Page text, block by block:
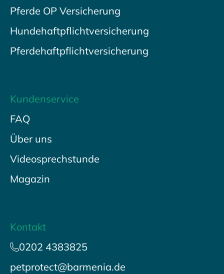
Pferde OP Versicherung
Hundehaftpflichtversicherung
Pferdehaftpflichtversicherung
Kundenservice
FAQ
Über uns
Videosprechstunde
Magazin
Kontakt
0202 4383825
petprotect@barmenia.de